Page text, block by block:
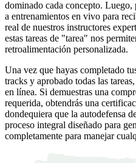
dominado cada concepto. Luego,
a entrenamientos en vivo para
real de nuestros instructores
estas tareas de "tarea" nos
retroalimentación personalizada.
Una vez que hayas completado
tracks y aprobado todas las
en línea. Si demuestras una
requerida, obtendrás una
dondequiera que la autodefensa
proceso integral diseñado para
completamente para manejar